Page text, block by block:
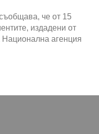
че от 15
издадени от
Национална агенция